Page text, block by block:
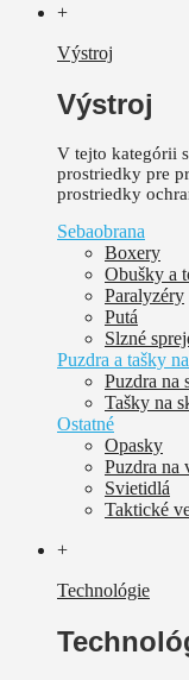
+
Výstroj
Výstroj
V tejto kategórii
prostriedky pre
prostriedky
Sebaobrana
Boxery
Obušky a
Paralyzéry
Putá
Slzné
Puzdra a tašky
Puzdra na
Tašky na
Ostatné
Opasky
Puzdra na
Svietidlá
Taktické
+
Technológie